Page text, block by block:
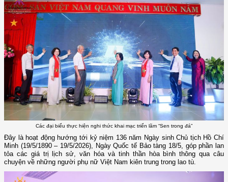
Các đại biểu thực hiện nghi thức khai mạc triển lãm “Sen trong đá”
Đây là hoạt động hướng tới kỷ niệm 136 năm Ngày sinh Chủ tịch Hồ Chí
Minh (19/5/1890 – 19/5/2026), Ngày Quốc tế Bảo tàng 18/5, góp phần lan
tỏa các giá trị lịch sử, văn hóa và tinh thần hòa bình thông qua câu
chuyện về những người phụ nữ Việt Nam kiên trung trong lao tù.